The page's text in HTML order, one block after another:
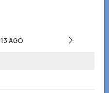
13 AGO